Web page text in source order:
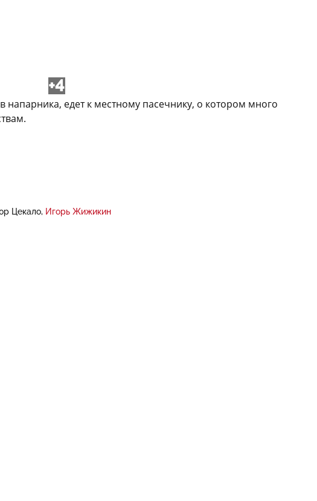
+4
едет к местному пасечнику, о котором много
Цекало Игорь Жижикин